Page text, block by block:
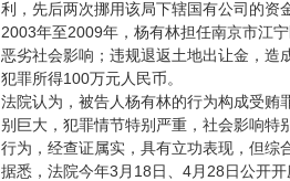
利，先后两次挪用该局下辖国有公司的资
2003年至2009年，杨有林担任南京市江
恶劣社会影响；违规退返土地出让金，造
犯罪所得100万元人民币。
法院认为，被告人杨有林的行为构成受贿
别巨大，犯罪情节特别严重，社会影响特
行为，经查证属实，具有立功表现，但综
据悉，法院今年3月18日、4月28日公开